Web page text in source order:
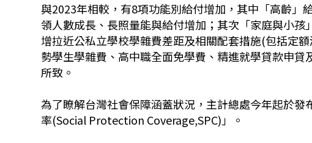
與2023年相較，有8項功能別給付增加，其中「高齡」
領人數成長、長照量能與給付增加；其次「家庭與小孩
增拉近公私立學校學雜費差距及相關配套措施(包括定
勢學生學雜費、高中職全面免學費、精進就學貸款申
所致。
為了瞭解台灣社會保障涵蓋狀況，主計總處今年起於發
率(Social Protection Coverage,SPC)」。